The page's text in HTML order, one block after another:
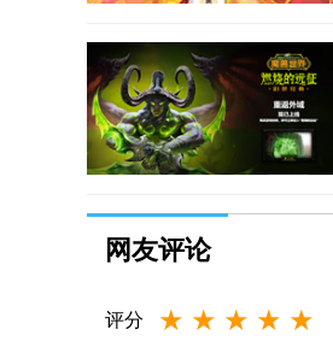
网友评论
评分 ★ ★ ★ ★ ★